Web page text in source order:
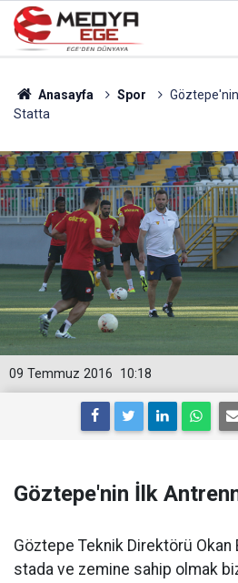
Anasayfa Spor
Statta
10:18
09 Temmuz 2016
Göztepe'nin İlk
Göztepe Teknik Direktörü Okan
stada ve zemine sahip olmak